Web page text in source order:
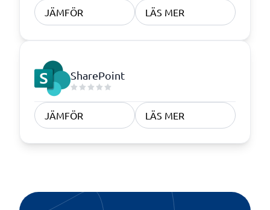
JÄMFÖR LÄS MER
SharePoint
JÄMFÖR LÄS MER